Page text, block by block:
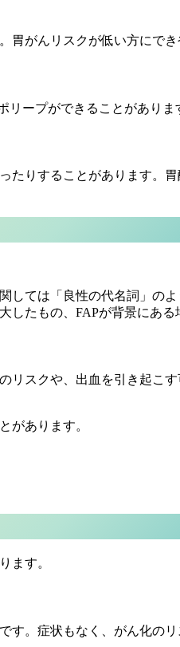
がんリスクが低い方にでき
ープができることがありま
りすることがあります。
ては「良性の代名詞」の
たもの、FAPが背景にある
スクや、出血を引き起こ
があります。
ます。
。症状もなく、がん化の